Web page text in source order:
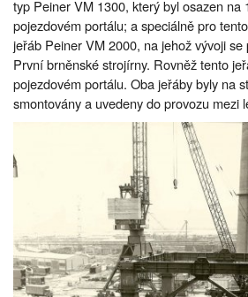
typ Peiner VM 1300, který byl osazen na
pojezdovém portálu; a speciálně pro
jeřáb Peiner VM 2000, na jehož vývoji
První brněnské strojírny. Rovněž tento
pojezdovém portálu. Oba jeřáby byly na
smontovány a uvedeny do provozu mezi